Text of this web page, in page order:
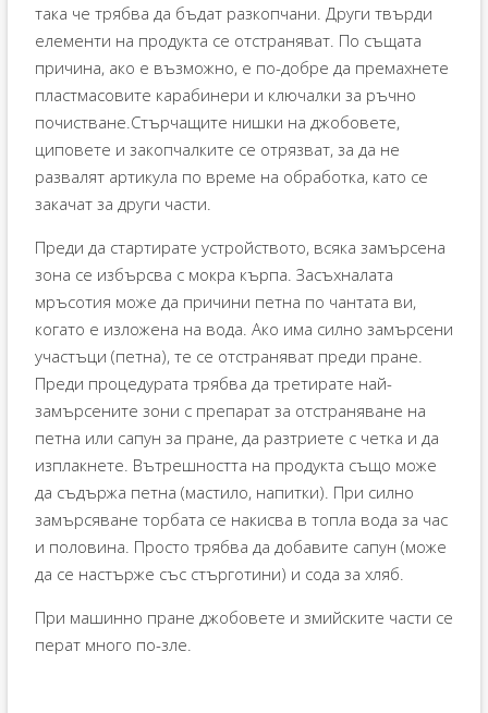
така че трябва да бъдат разкопчани. Други твърди
елементи на продукта се отстраняват. По същата
причина, ако е възможно, е по-добре да премахнете
пластмасовите карабинери и ключалки за ръчно
почистване.Стърчащите нишки на джобовете,
циповете и закопчалките се отрязват, за да не
развалят артикула по време на обработка, като се
закачат за други части.
Преди да стартирате устройството, всяка замърсена
зона се избърсва с мокра кърпа. Засъхналата
мръсотия може да причини петна по чантата ви,
когато е изложена на вода. Ако има силно замърсени
участъци (петна), те се отстраняват преди пране.
Преди процедурата трябва да третирате най-
замърсените зони с препарат за отстраняване на
петна или сапун за пране, да разтриете с четка и да
изплакнете. Вътрешността на продукта също може
да съдържа петна (мастило, напитки). При силно
замърсяване торбата се накисва в топла вода за час
и половина. Просто трябва да добавите сапун (може
да се настърже със стърготини) и сода за хляб.
При машинно пране джобовете и змийските части се
перат много по-зле.